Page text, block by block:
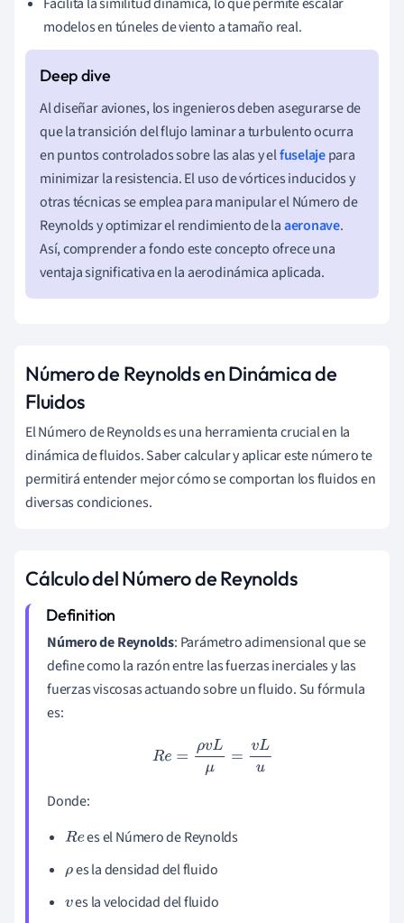
modelos en túneles de viento a tamaño real.
Al diseñar aviones, los ingenieros deben asegurarse de
que la transición del flujo laminar a turbulento ocurra
en puntos controlados sobre las alas y elfuselajepara
minimizar la resistencia. El uso de vórtices inducidos y
otras técnicas se emplea para manipular el Número de
Reynolds y optimizar el rendimiento de laaeronave.
Así, comprender a fondo este concepto ofrece una
ventaja significativa en la aerodinámica aplicada.
Número de Reynolds en Dinámica de
Fluidos
El Número de Reynolds es una herramienta crucial en la
dinámica de fluidos. Saber calcular y aplicar este número te
permitirá entender mejor cómo se comportan los fluidos en
diversas condiciones.
Cálculo del Número de Reynolds
Número de Reynolds: Parámetro adimensional que se
define como la razón entre las fuerzas inerciales y las
fuerzas viscosas actuando sobre un fluido. Su fórmula
es:
Re =ρvLμ= vL u
Donde:
Re es el Número de Reynolds
ρes la densidad del fluido
ves la velocidad del fluido